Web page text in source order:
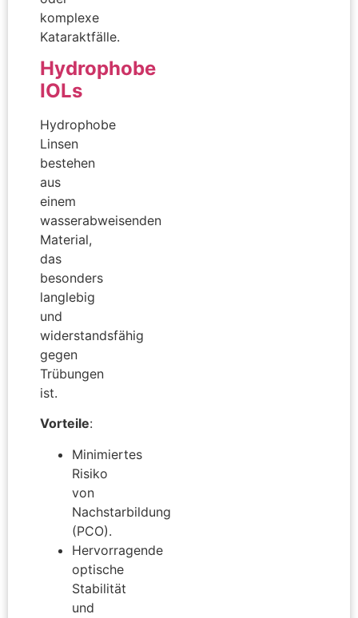
komplexe
Kataraktfälle.
Hydrophobe
IOLs
Hydrophobe
Linsen
bestehen
aus
einem
wasserabweisenden
Material,
das
besonders
langlebig
und
widerstandsfähig
gegen
Trübungen
ist.
Vorteile:
Minimiertes
Risiko
von
Nachstarbildung
(PCO).
Hervorragende
optische
Stabilität
und